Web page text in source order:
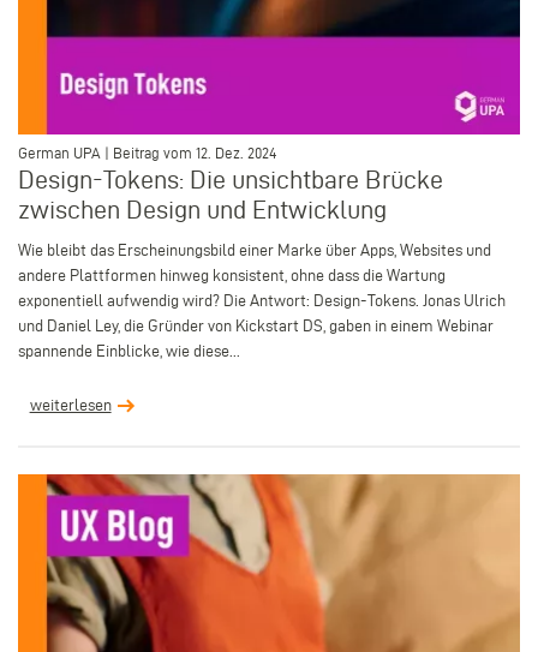
German UPA | Beitrag vom 12. Dez. 2024
Design-Tokens: Die unsichtbare Brücke
zwischen Design und Entwicklung
Wie bleibt das Erscheinungsbild einer Marke über Apps, Websites und
andere Plattformen hinweg konsistent, ohne dass die Wartung
exponentiell aufwendig wird? Die Antwort: Design-Tokens. Jonas Ulrich
und Daniel Ley, die Gründer von Kickstart DS, gaben in einem Webinar
spannende Einblicke, wie diese...
weiterlesen